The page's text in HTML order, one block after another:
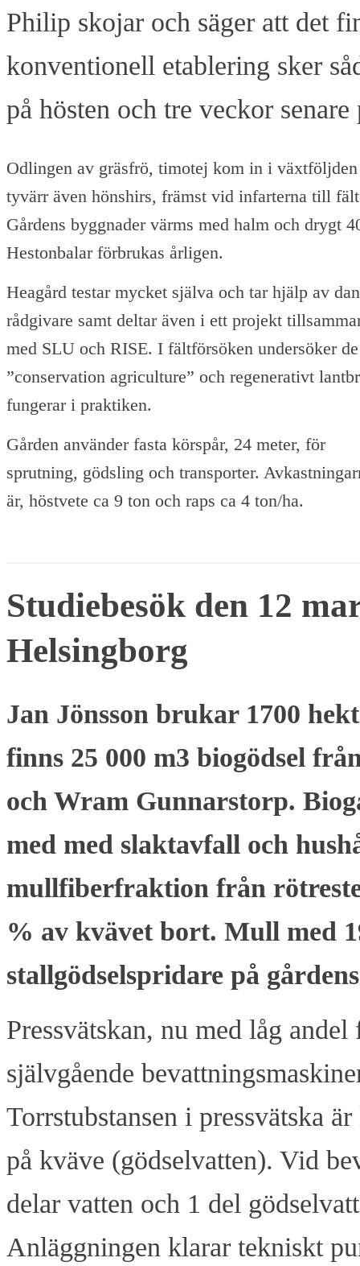
Philip skojar och säger att det
konventionell etablering sker
på hösten och tre veckor senare
Odlingen av gräsfrö, timotej kom in i
tyvärr även hönshirs, främst vid infarterna till
Gårdens byggnader värms med halm och drygt
Hestonbalar förbrukas årligen.
Heagård testar mycket själva och tar hjälp av
rådgivare samt deltar även i ett projekt
med SLU och RISE. I fältförsöken undersöker
”conservation agriculture” och regenerativt
fungerar i praktiken.
Gården använder fasta körspår, 24 meter, för
sprutning, gödsling och transporter.
är, höstvete ca 9 ton och raps ca 4 ton/ha.
Studiebesök den 12
Helsingborg
Jan Jönsson brukar 1700
finns 25 000 m3 biogödsel
och Wram Gunnarstorp.
med med slaktavfall och
mullfiberfraktion från
% av kvävet bort. Mull med
stallgödselspridare på
Pressvätskan, nu med låg
självgående
Torrstubstansen i pressvätska
på kväve (gödselvatten). Vid
delar vatten och 1 del
Anläggningen klarar tekniskt